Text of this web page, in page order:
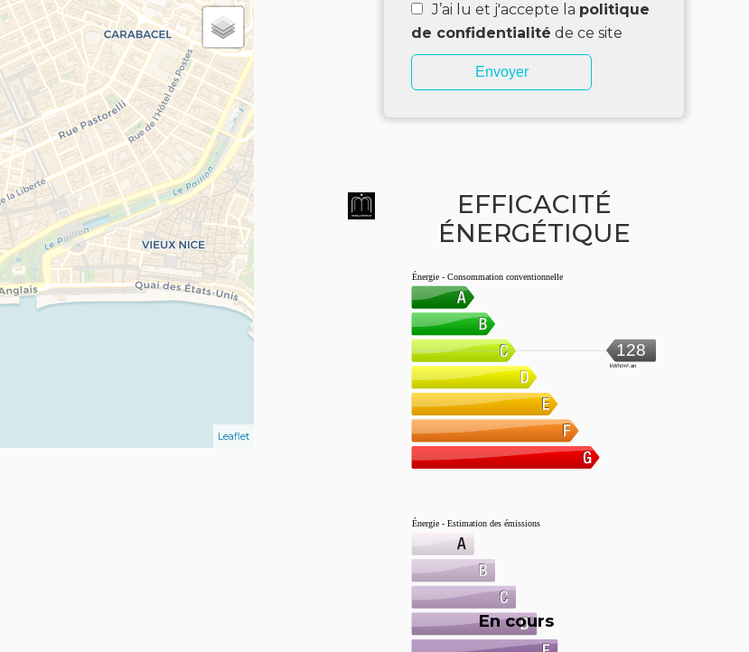
Leaflet
J’ai lu et j'accepte la politique
de confidentialité de ce site
Envoyer
EFFICACITÉ
ÉNERGÉTIQUE
Énergie - Consommation conventionnelle
128
kWh/m².an
Énergie - Estimation des émissions
En cours